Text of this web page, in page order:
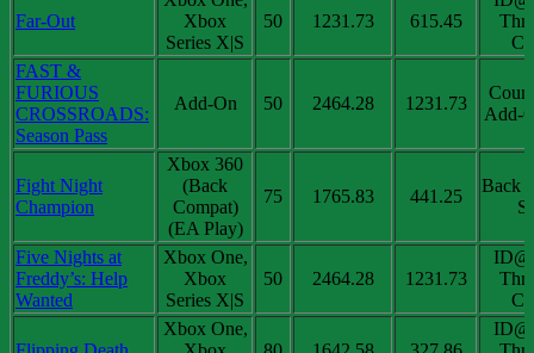
Far-Out
Xbox
Series X|S
50 1231.73 615.45
FAST &
FURIOUS
CROSSROADS:
Season Pass
Add-On 50 2464.28 1231.73
Add-
Fight Night
Champion
Xbox 360
(Back
Compat)
(EA Play)
75 1765.83 441.25
Back
Five Nights at
Freddy’s: Help
Wanted
Xbox One,
Xbox
Series X|S
50 2464.28 1231.73
Xbox One,